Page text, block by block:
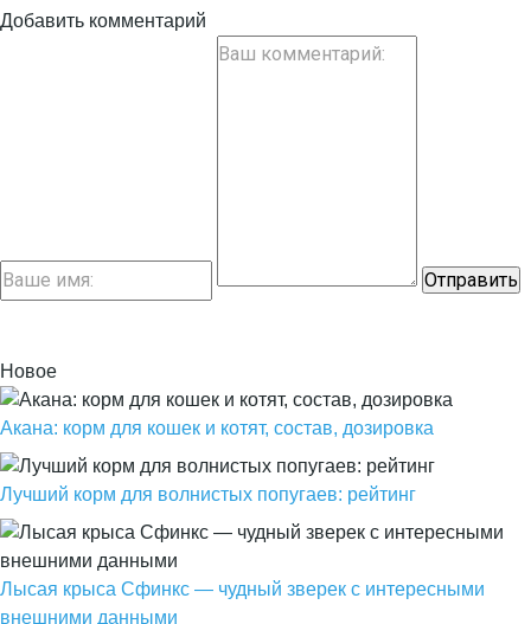
Добавить комментарий
Новое
Акана: корм для кошек и котят, состав, дозировка
Лучший корм для волнистых попугаев: рейтинг
Лысая крыса Сфинкс — чудный зверек с интересными
внешними данными